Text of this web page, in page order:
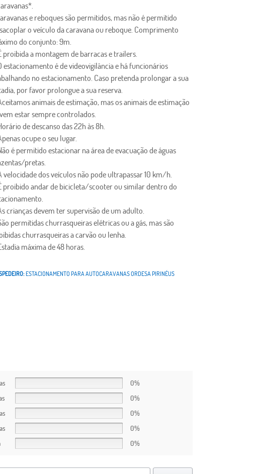
e reboques são permitidos, mas não é permitido
o veículo da caravana ou reboque. Comprimento
do conjunto: 9m.
proibida a montagem de barracas e trailers.
estacionamento é de videovigilância e há funcionários
no estacionamento. Caso pretenda prolongar a sua
por favor prolongue a sua reserva.
animais de estimação, mas os animais de estimação
estar sempre controlados.
de descanso das 22h às 8h.
ocupe o seu lugar.
é permitido estacionar na área de evacuação de águas
pretas.
velocidade dos veículos não pode ultrapassar 10 km/h.
proibido andar de bicicleta/scooter ou similar dentro do
crianças devem ter supervisão de um adulto.
permitidas churrasqueiras elétricas ou a gás, mas são
churrasqueiras a carvão ou lenha.
máxima de 48 horas.
ESTACIONAMENTO PARA AUTOCARAVANAS ORDESA PIRINÉUS
0%
0%
0%
0%
0%